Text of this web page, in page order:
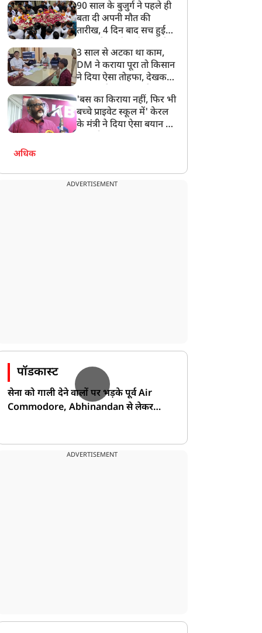
90 साल के बुजुर्ग ने पहले ही
बता दी अपनी मौत की
तारीख, 4 दिन बाद सच हुई
साथ निकाली अंतिम यात्रा
3 साल से अटका था काम,
DM ने कराया पूरा तो किसान
ने दिया ऐसा तोहफा, देखकर
अनमोल कुछ नहीं
'बस का किराया नहीं, फिर भी
बच्चे प्राइवेट स्कूल में' केरल
के मंत्री ने दिया ऐसा बयान की
अधिक
ADVERTISEMENT
पॉडकास्ट
सेना को गाली देने वालों पर भड़के पूर्व Air
Commodore, Abhinandan से लेकर
ADVERTISEMENT